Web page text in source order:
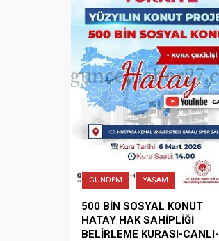
GÜNDEM YAŞAM
500 BİN SOSYAL KONUT
HATAY HAK SAHİPLİĞİ
BELİRLEME KURASI-CANLI-